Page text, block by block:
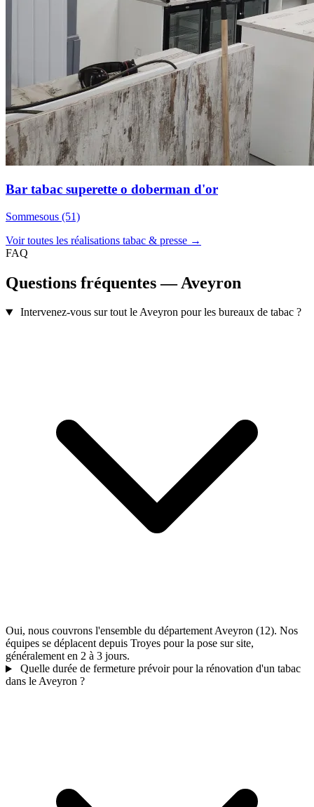
Bar tabac superette o doberman d'or
Sommesous (51)
Voir toutes les réalisations tabac & presse →
FAQ
Questions fréquentes — Aveyron
Intervenez-vous sur tout le Aveyron pour les bureaux de tabac ?
Oui, nous couvrons l'ensemble du département Aveyron (12). Nos
équipes se déplacent depuis Troyes pour la pose sur site,
généralement en 2 à 3 jours.
Quelle durée de fermeture prévoir pour la rénovation d'un tabac
dans le Aveyron ?